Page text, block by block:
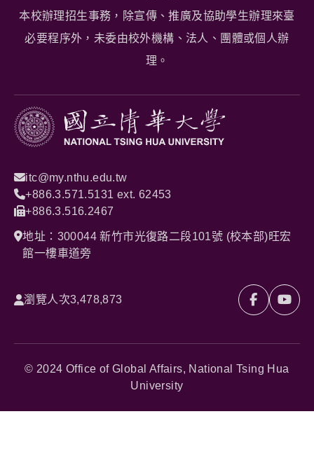
本校辦理招生事務，除宣傳、推廣及協助學生辦理來臺
必要程序外，未委由校外機構、法人、團體或個人辦
理。
itc@my.nthu.edu.tw
+886.3.571.5131 ext. 62453
+886.3.516.2467
地址：300044 新竹市光復路二段101號 (校本部)旺宏
館一樓車道旁
瀏覽人次3,478,873
© 2024 Office of Global Affairs, National Tsing Hua
University